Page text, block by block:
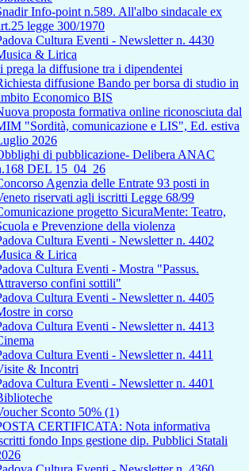
Info-point n.589. All'albo sindacale ex
legge 300/1970
Cultura Eventi - Newsletter n. 4430
& Lirica
prega la diffusione tra i dipendentei
diffusione Bando per borsa di studio in
Economico BIS
proposta formativa online riconosciuta dal
"Sordità, comunicazione e LIS", Ed. estiva
2026
di pubblicazione- Delibera ANAC
DEL 15_04_26
Agenzia delle Entrate 93 posti in
riservati agli iscritti Legge 68/99
progetto SicuraMente: Teatro,
e Prevenzione della violenza
Cultura Eventi - Newsletter n. 4402
& Lirica
Cultura Eventi - Mostra "Passus.
confini sottili"
Cultura Eventi - Newsletter n. 4405
in corso
Cultura Eventi - Newsletter n. 4413
Cultura Eventi - Newsletter n. 4411
& Incontri
Cultura Eventi - Newsletter n. 4401
Sconto 50% (1)
CERTIFICATA: Nota informativa
fondo Inps gestione dip. Pubblici Statali